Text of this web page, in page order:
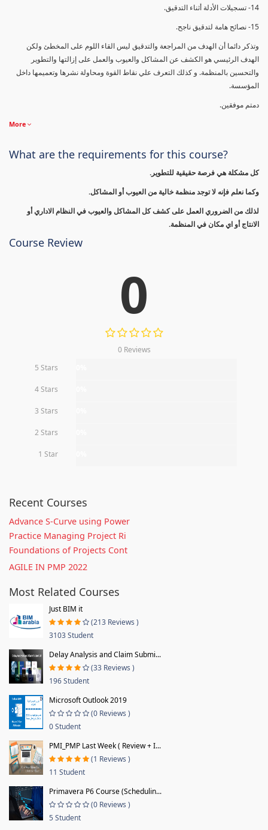
14- تسجيلات الأدلة أثناء التدقيق.
15- نصائح هامة لتدقيق ناجح.
وتذكر دائما أن الهدف من المراجعة والتدقيق ليس القاء اللوم على المخطئ ولكن
الهدف الرئيسي هو الكشف عن المشاكل والعيوب والعمل على إزالتها والتطوير
والتحسين بالمنظمة. و كذلك التعرف علي نقاط القوة ومحاولة نشرها وتعميمها داخل
المؤسسة.
دمتم موفقين.
More
What are the requirements for this course?
كل مشكلة هي فرصة حقيقية للتطوير.
وكما نعلم فإنه لا توجد منظمة خالية من العيوب أو المشاكل.
لذلك من الضروري العمل على كشف كل المشاكل والعيوب في النظام الاداري أو
الانتاج أو اي مكان في المنظمة.
Course Review
0
0 Reviews
5 Stars
4 Stars
3 Stars
2 Stars
1 Star
Recent Courses
Advance S-Curve using Power
Practice Managing Project Ri
Foundations of Projects Cont
AGILE IN PMP 2022
Most Related Courses
Just BIM it
(213 Reviews )
3103 Student
Delay Analysis and Claim Submi...
(33 Reviews )
196 Student
Microsoft Outlook 2019
(0 Reviews )
0 Student
PMI_PMP Last Week ( Review + I...
(1 Reviews )
11 Student
Primavera P6 Course (Schedulin...
(0 Reviews )
5 Student